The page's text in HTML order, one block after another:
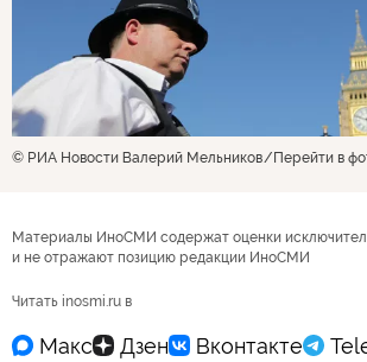
© РИА Новости Валерий Мельников Перейти в
Материалы ИноСМИ содержат оценки
и не отражают позицию редакции ИноСМИ
Читать inosmi.ru в